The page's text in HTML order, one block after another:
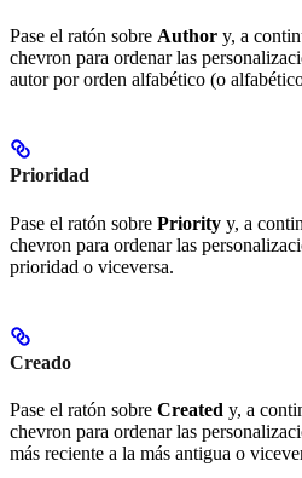
Pase el ratón sobre Author y, a
chevron para ordenar las
autor por orden alfabético (o
Prioridad
Pase el ratón sobre Priority y, a
chevron para ordenar las
prioridad o viceversa.
Creado
Pase el ratón sobre Created y, a
chevron para ordenar las
más reciente a la más antigua o